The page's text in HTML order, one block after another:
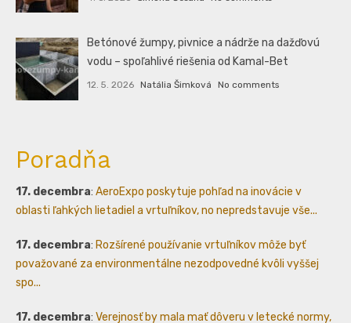
Betónové žumpy, pivnice a nádrže na dažďovú
vodu – spoľahlivé riešenia od Kamal-Bet
12. 5. 2026 Natália Šimková No comments
Poradňa
17. decembra: AeroExpo poskytuje pohľad na inovácie v
oblasti ľahkých lietadiel a vrtuľníkov, no nepredstavuje vše...
17. decembra: Rozšírené používanie vrtuľníkov môže byť
považované za environmentálne nezodpovedné kvôli vyššej
spo...
17. decembra: Verejnosť by mala mať dôveru v letecké normy,